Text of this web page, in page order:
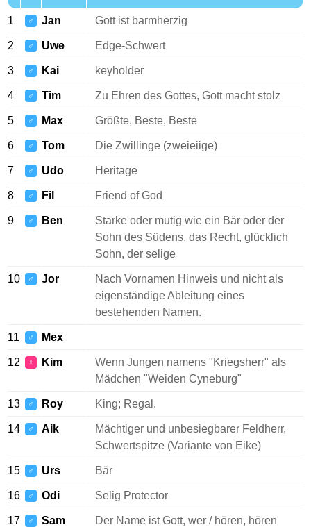
1 ♂ Jan Gott ist barmherzig
2 ♂ Uwe Edge-Schwert
3 ♂ Kai keyholder
4 ♂ Tim Zu Ehren des Gottes, Gott macht stolz
5 ♂ Max Größte, Beste, Beste
6 ♂ Tom Die Zwillinge (zweieiige)
7 ♂ Udo Heritage
8 ♂ Fil Friend of God
9 ♂ Ben
Starke oder mutig wie ein Bär oder der
Sohn des Südens, das Recht, glücklich
Sohn, der selige
10 ♂ Jor
Nach Vornamen Hinweis und nicht als
eigenständige Ableitung eines
bestehenden Namen.
11 ♂ Mex
12 ♀ Kim
Wenn Jungen namens "Kriegsherr" als
Mädchen "Weiden Cyneburg"
13 ♂ Roy King; Regal.
14 ♂ Aik
Mächtiger und unbesiegbarer Feldherr,
Schwertspitze (Variante von Eike)
15 ♂ Urs Bär
16 ♂ Odi Selig Protector
17 ♂ Sam Der Name ist Gott, wer / hören, hören